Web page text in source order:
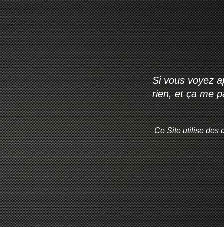
Si vous voyez
rien, et ça me
Ce Site utilise des